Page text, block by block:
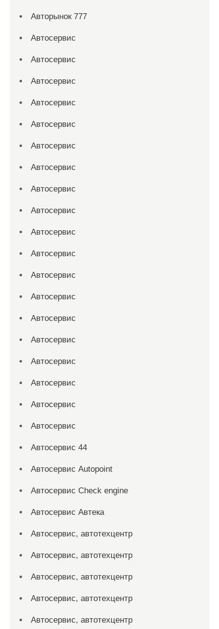
Авторынок 777
Автосервис
Автосервис
Автосервис
Автосервис
Автосервис
Автосервис
Автосервис
Автосервис
Автосервис
Автосервис
Автосервис
Автосервис
Автосервис
Автосервис
Автосервис
Автосервис
Автосервис
Автосервис
Автосервис
Автосервис 44
Автосервис Autopoint
Автосервис Check engine
Автосервис Автека
Автосервис, автотехцентр
Автосервис, автотехцентр
Автосервис, автотехцентр
Автосервис, автотехцентр
Автосервис, автотехцентр